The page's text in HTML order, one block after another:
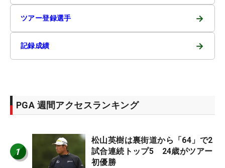
ツアー登録選手 →
記録成績 →
PGA 週間アクセスランキング
1
松山英樹は裏街道から「64」で2
試合連続トップ5 24歳がツアー
初優勝